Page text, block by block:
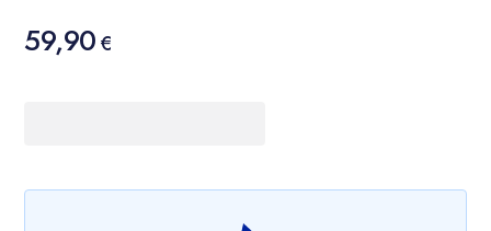
Hinta
59,90 €
59,90€